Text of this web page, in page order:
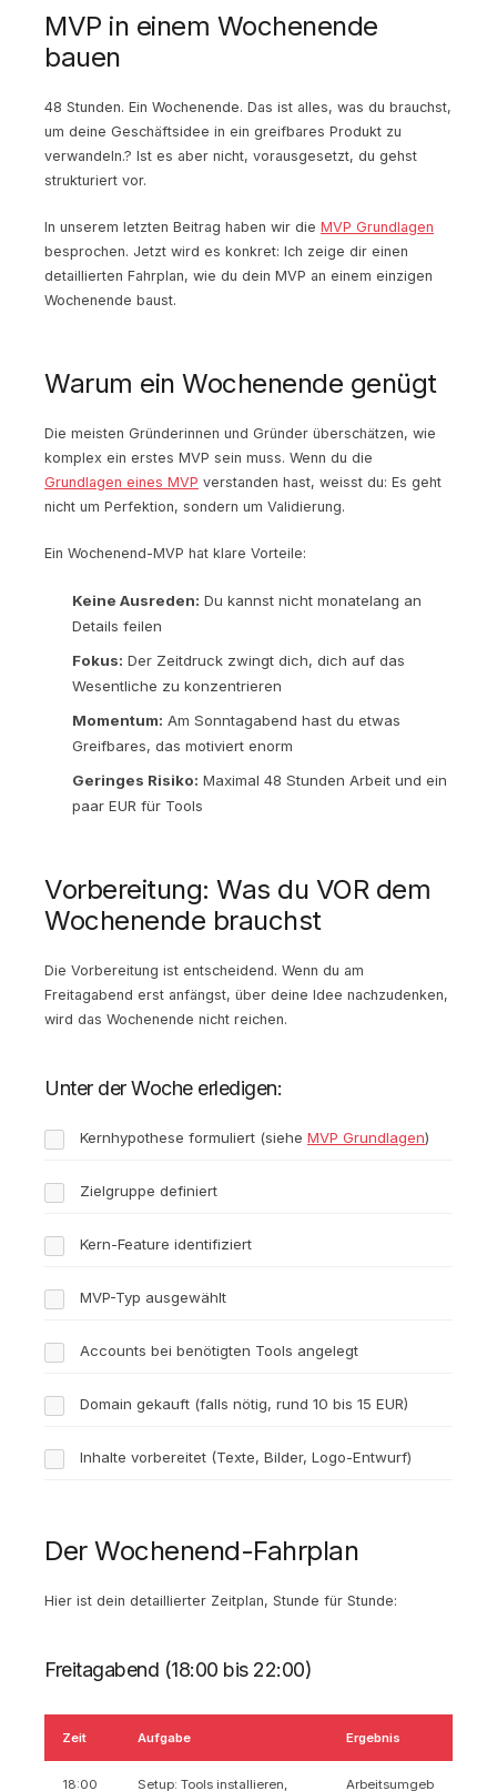
MVP in einem Wochenende
bauen
48 Stunden. Ein Wochenende. Das ist alles, was du brauchst,
um deine Geschäftsidee in ein greifbares Produkt zu
verwandeln.? Ist es aber nicht, vorausgesetzt, du gehst
strukturiert vor.
In unserem letzten Beitrag haben wir die MVP Grundlagen
besprochen. Jetzt wird es konkret: Ich zeige dir einen
detaillierten Fahrplan, wie du dein MVP an einem einzigen
Wochenende baust.
Warum ein Wochenende genügt
Die meisten Gründerinnen und Gründer überschätzen, wie
komplex ein erstes MVP sein muss. Wenn du die
Grundlagen eines MVP verstanden hast, weisst du: Es geht
nicht um Perfektion, sondern um Validierung.
Ein Wochenend-MVP hat klare Vorteile:
Keine Ausreden: Du kannst nicht monatelang an
Details feilen
Fokus: Der Zeitdruck zwingt dich, dich auf das
Wesentliche zu konzentrieren
Momentum: Am Sonntagabend hast du etwas
Greifbares, das motiviert enorm
Geringes Risiko: Maximal 48 Stunden Arbeit und ein
paar EUR für Tools
Vorbereitung: Was du VOR dem
Wochenende brauchst
Die Vorbereitung ist entscheidend. Wenn du am
Freitagabend erst anfängst, über deine Idee nachzudenken,
wird das Wochenende nicht reichen.
Unter der Woche erledigen:
Kernhypothese formuliert (siehe MVP Grundlagen)
Zielgruppe definiert
Kern-Feature identifiziert
MVP-Typ ausgewählt
Accounts bei benötigten Tools angelegt
Domain gekauft (falls nötig, rund 10 bis 15 EUR)
Inhalte vorbereitet (Texte, Bilder, Logo-Entwurf)
Der Wochenend-Fahrplan
Hier ist dein detaillierter Zeitplan, Stunde für Stunde:
Freitagabend (18:00 bis 22:00)
Zeit Aufgabe Ergebnis
18:00
Setup: Tools installieren,
Arbeitsumgeb